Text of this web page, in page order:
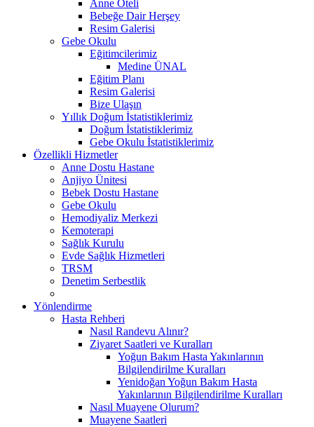
Anne Oteli
Bebeğe Dair Herşey
Resim Galerisi
Gebe Okulu
Eğitimcilerimiz
Medine ÜNAL
Eğitim Planı
Resim Galerisi
Bize Ulaşın
Yıllık Doğum İstatistiklerimiz
Doğum İstatistiklerimiz
Gebe Okulu İstatistiklerimiz
Özellikli Hizmetler
Anne Dostu Hastane
Anjiyo Ünitesi
Bebek Dostu Hastane
Gebe Okulu
Hemodiyaliz Merkezi
Kemoterapi
Sağlık Kurulu
Evde Sağlık Hizmetleri
TRSM
Denetim Serbestlik
Yönlendirme
Hasta Rehberi
Nasıl Randevu Alınır?
Ziyaret Saatleri ve Kuralları
Yoğun Bakım Hasta Yakınlarının
Bilgilendirilme Kuralları
Yenidoğan Yoğun Bakım Hasta
Yakınlarının Bilgilendirilme Kuralları
Nasıl Muayene Olurum?
Muayene Saatleri